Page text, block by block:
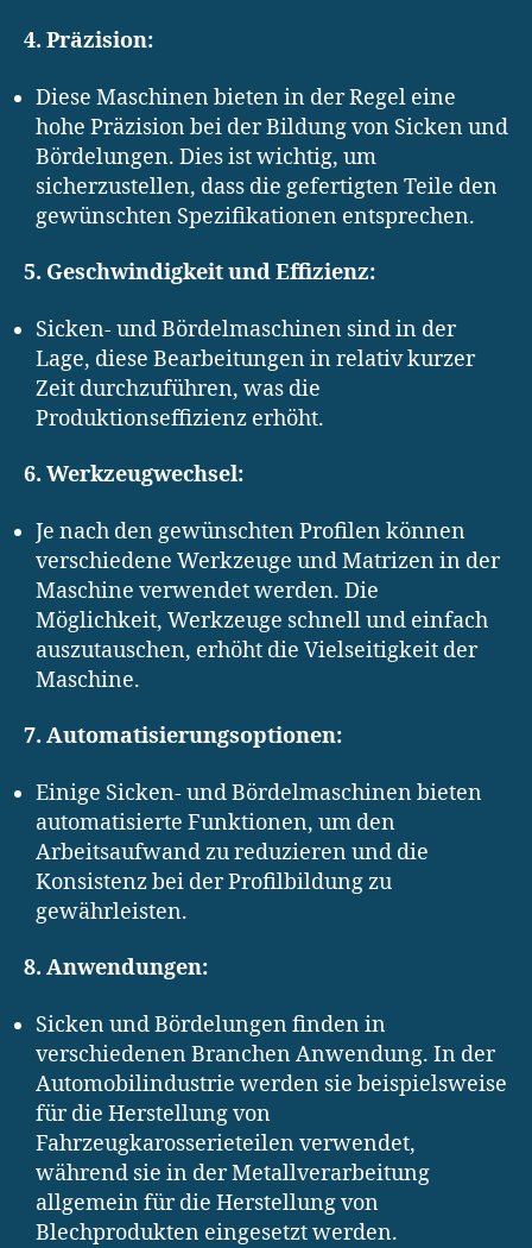
4. Präzision:
Diese Maschinen bieten in der Regel eine
hohe Präzision bei der Bildung von Sicken und
Bördelungen. Dies ist wichtig, um
sicherzustellen, dass die gefertigten Teile den
gewünschten Spezifikationen entsprechen.
5. Geschwindigkeit und Effizienz:
Sicken- und Bördelmaschinen sind in der
Lage, diese Bearbeitungen in relativ kurzer
Zeit durchzuführen, was die
Produktionseffizienz erhöht.
6. Werkzeugwechsel:
Je nach den gewünschten Profilen können
verschiedene Werkzeuge und Matrizen in der
Maschine verwendet werden. Die
Möglichkeit, Werkzeuge schnell und einfach
auszutauschen, erhöht die Vielseitigkeit der
Maschine.
7. Automatisierungsoptionen:
Einige Sicken- und Bördelmaschinen bieten
automatisierte Funktionen, um den
Arbeitsaufwand zu reduzieren und die
Konsistenz bei der Profilbildung zu
gewährleisten.
8. Anwendungen:
Sicken und Bördelungen finden in
verschiedenen Branchen Anwendung. In der
Automobilindustrie werden sie beispielsweise
für die Herstellung von
Fahrzeugkarosserieteilen verwendet,
während sie in der Metallverarbeitung
allgemein für die Herstellung von
Blechprodukten eingesetzt werden.